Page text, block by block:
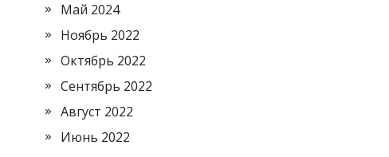
Май 2024
Ноябрь 2022
Октябрь 2022
Сентябрь 2022
Август 2022
Июнь 2022